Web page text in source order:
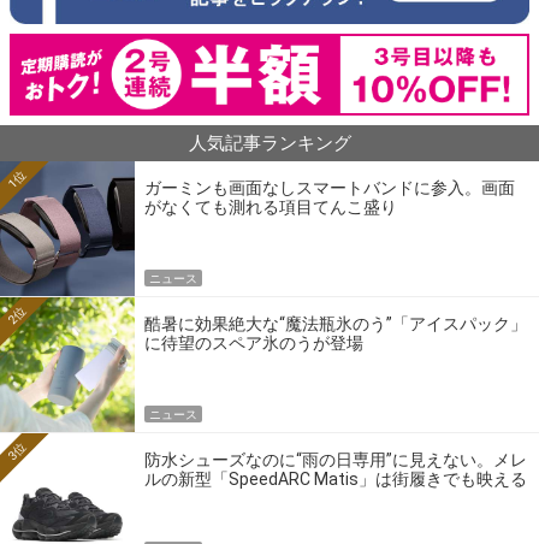
人気記事ランキング
ガーミンも画面なしスマートバンドに参入。画面
がなくても測れる項目てんこ盛り
1位
ニュース
酷暑に効果絶大な“魔法瓶氷のう”「アイスパック」
に待望のスペア氷のうが登場
2位
ニュース
防水シューズなのに“雨の日専用”に見えない。メレ
ルの新型「SpeedARC Matis」は街履きでも映える
3位